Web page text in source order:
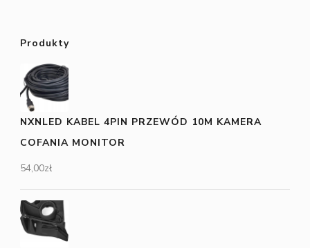
Produkty
NXNLED KABEL 4PIN PRZEWÓD 10M KAMERA
COFANIA MONITOR
54,00zł